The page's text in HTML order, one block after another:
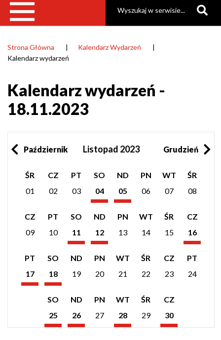
Ścieżka
Strona Główna
Kalendarz Wydarzeń
Kalendarz wydarzeń
Kalendarz wydarzeń -
18.11.2023
Październik Listopad 2023
ŚR
01
CZ
02
PT
03
listę
dnia:
SO
04
Listopad
listę
dnia:
ND
05
Listopad
PN
06
WT
07
ŚR
08
CZ
09
PT
10
listę
dnia:
SO
11
Listopad
listę
dnia:
ND
12
Listopad
PN
13
WT
14
ŚR
15
listę
dnia:
CZ
16
Listopad
listę
dnia:
PT
17
Listopad
listę
dnia:
SO
18
Listopad
ND
19
PN
20
WT
21
ŚR
22
CZ
23
PT
24
listę
dnia:
SO
25
Listopad
listę
dnia:
ND
26
Listopad
PN
27
listę
dnia:
WT
28
Listopad
ŚR
29
listę
dnia:
CZ
30
Listopad
Grudzień